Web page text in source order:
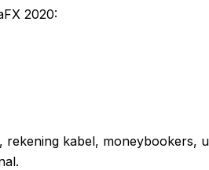
2020:
kabel, moneybookers,